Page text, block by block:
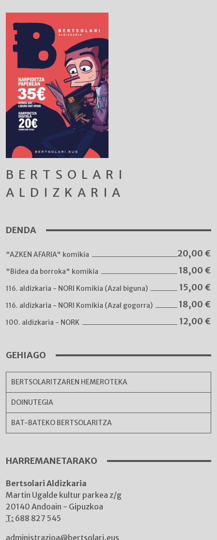
BERTSOLARI
ALDIZKARIA
DENDA
"AZKEN AFARIA" komikia 20,00 €
"Bidea da borroka" komikia 18,00 €
116. aldizkaria - NORI Komikia (Azal biguna) 15,00 €
116. aldizkaria - NORI Komikia (Azal gogorra) 18,00 €
100. aldizkaria - NORK 12,00 €
GEHIAGO
BERTSOLARITZAREN HEMEROTEKA
DOINUTEGIA
BAT-BATEKO BERTSOLARITZA
HARREMANETARAKO
Bertsolari Aldizkaria
Martin Ugalde kultur parkea z/g
20140 Andoain - Gipuzkoa
T: 688 827 545
administrazioa@bertsolari.eus